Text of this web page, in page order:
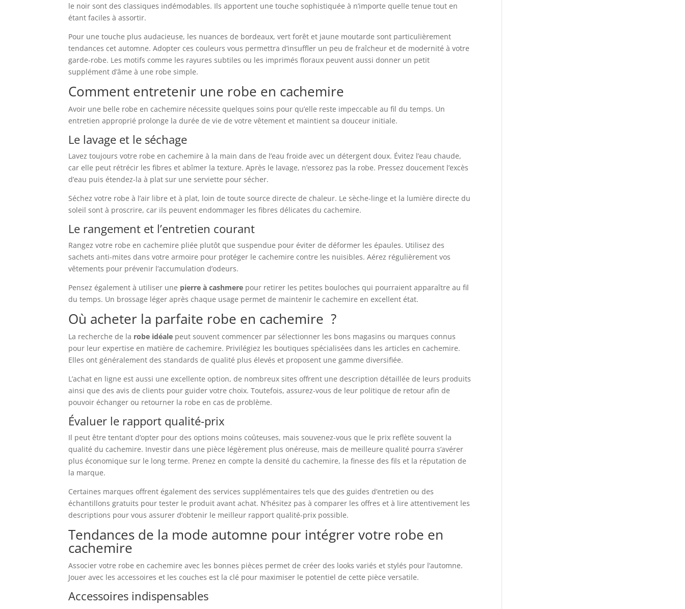
le noir sont des classiques indémodables. Ils apportent une touche sophistiquée à n’importe quelle tenue tout en
étant faciles à assortir.
Pour une touche plus audacieuse, les nuances de bordeaux, vert forêt et jaune moutarde sont particulièrement
tendances cet automne. Adopter ces couleurs vous permettra d’insuffler un peu de fraîcheur et de modernité à votre
garde-robe. Les motifs comme les rayures subtiles ou les imprimés floraux peuvent aussi donner un petit
supplément d’âme à une robe simple.
Comment entretenir une robe en cachemire
Avoir une belle robe en cachemire nécessite quelques soins pour qu’elle reste impeccable au fil du temps. Un
entretien approprié prolonge la durée de vie de votre vêtement et maintient sa douceur initiale.
Le lavage et le séchage
Lavez toujours votre robe en cachemire à la main dans de l’eau froide avec un détergent doux. Évitez l’eau chaude,
car elle peut rétrécir les fibres et abîmer la texture. Après le lavage, n’essorez pas la robe. Pressez doucement l’excès
d’eau puis étendez-la à plat sur une serviette pour sécher.
Séchez votre robe à l’air libre et à plat, loin de toute source directe de chaleur. Le sèche-linge et la lumière directe du
soleil sont à proscrire, car ils peuvent endommager les fibres délicates du cachemire.
Le rangement et l’entretien courant
Rangez votre robe en cachemire pliée plutôt que suspendue pour éviter de déformer les épaules. Utilisez des
sachets anti-mites dans votre armoire pour protéger le cachemire contre les nuisibles. Aérez régulièrement vos
vêtements pour prévenir l’accumulation d’odeurs.
Pensez également à utiliser une pierre à cashmere pour retirer les petites bouloches qui pourraient apparaître au fil
du temps. Un brossage léger après chaque usage permet de maintenir le cachemire en excellent état.
Où acheter la parfaite robe en cachemire ?
La recherche de la robe idéale peut souvent commencer par sélectionner les bons magasins ou marques connus
pour leur expertise en matière de cachemire. Privilégiez les boutiques spécialisées dans les articles en cachemire.
Elles ont généralement des standards de qualité plus élevés et proposent une gamme diversifiée.
L’achat en ligne est aussi une excellente option, de nombreux sites offrent une description détaillée de leurs produits
ainsi que des avis de clients pour guider votre choix. Toutefois, assurez-vous de leur politique de retour afin de
pouvoir échanger ou retourner la robe en cas de problème.
Évaluer le rapport qualité-prix
Il peut être tentant d’opter pour des options moins coûteuses, mais souvenez-vous que le prix reflète souvent la
qualité du cachemire. Investir dans une pièce légèrement plus onéreuse, mais de meilleure qualité pourra s’avérer
plus économique sur le long terme. Prenez en compte la densité du cachemire, la finesse des fils et la réputation de
la marque.
Certaines marques offrent également des services supplémentaires tels que des guides d’entretien ou des
échantillons gratuits pour tester le produit avant achat. N’hésitez pas à comparer les offres et à lire attentivement les
descriptions pour vous assurer d’obtenir le meilleur rapport qualité-prix possible.
Tendances de la mode automne pour intégrer votre robe en
cachemire
Associer votre robe en cachemire avec les bonnes pièces permet de créer des looks variés et stylés pour l’automne.
Jouer avec les accessoires et les couches est la clé pour maximiser le potentiel de cette pièce versatile.
Accessoires indispensables